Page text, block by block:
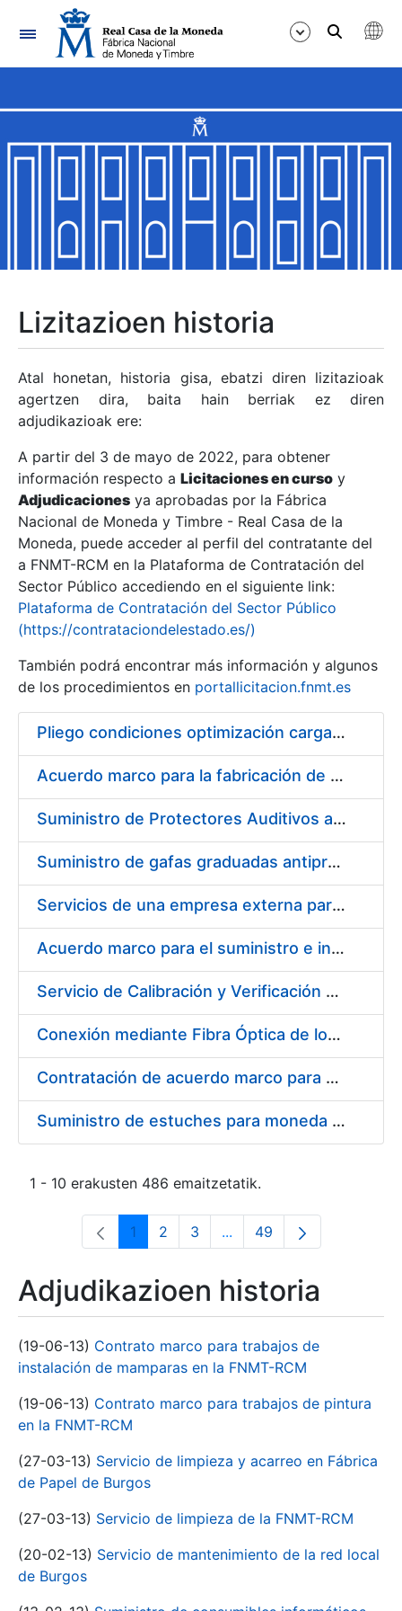
Nabigazioa
Erakutsi/Ezkutatu
Erakutsi/Ezkutatu
Erakutsi/Ezkutatu
Erakutsi/Ezkutatu
Erakutsi/Ezkutatu
Erakutsi/Ezkutatu
Erakutsi/Ezkutatu
Erakutsi/Ezkutatu
Lizitazioen historia
Atal honetan, historia gisa, ebatzi diren lizitazioak
agertzen dira, baita hain berriak ez diren
adjudikazioak ere:
A partir del 3 de mayo de 2022, para obtener
información respecto a Licitaciones en curso y
Adjudicaciones ya aprobadas por la Fábrica
Nacional de Moneda y Timbre - Real Casa de la
Moneda, puede acceder al perfil del contratante del
a FNMT-RCM en la Plataforma de Contratación del
Sector Público accediendo en el siguiente link:
Plataforma de Contratación del Sector Público
(https://contrataciondelestado.es/)
También podrá encontrar más información y algunos
de los procedimientos en portallicitacion.fnmt.es
Pliego condiciones optimización cargas compras firmado
Acuerdo marco para la fabricación de piezas
Suministro de Protectores Auditivos a medida para las personas trabajadoras de los Centros de Trabajo de Madrid y Burgos
Suministro de gafas graduadas antiproyecciones para los trabajadores de la FNMT-RCM en los centros de trabajo de Madrid y Burgos
Servicios de una empresa externa para el asesoramiento y resolución de los recursos de alzada que se presentan relacionados con procesos de selección para la FNMT-RCM
Acuerdo marco para el suministro e instalación de persianas, estores y otros complementos
Servicio de Calibración y Verificación Externa de los Equipos de Medición del Servicio de Prevención de la FNMT-RCM
Conexión mediante Fibra Óptica de los Centros de Proceso de Datos (CPDs) de las sedes de la FNMT-RCM de Burgos y Madrid
Contratación de acuerdo marco para el Suministro de Material de Electricidad para la Fábrica Nacional de Moneda y Timbre-Real Casa de la Moneda en su centro de trabajo de Burgos
Suministro de estuches para moneda de 30 €
1 - 10 erakusten 486 emaitzetatik.
Orrialdea
1 Orrialdea
2 Orrialdea
3 ...Intermediate Pages Use
Orrialdea
49
Adjudikazioen historia
(19-06-13) Contrato marco para trabajos de
instalación de mamparas en la FNMT-RCM
(19-06-13) Contrato marco para trabajos de pintura
en la FNMT-RCM
(27-03-13) Servicio de limpieza y acarreo en Fábrica
de Papel de Burgos
(27-03-13) Servicio de limpieza de la FNMT-RCM
(20-02-13) Servicio de mantenimiento de la red local
de Burgos